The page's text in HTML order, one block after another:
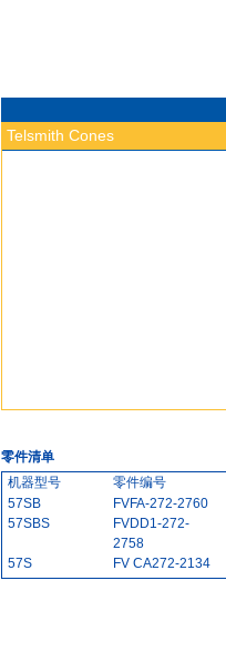
Telsmith Cones
零件清单
机器型号
零件编号
57SB
FVFA-272-2760
57SBS
FVDD1-272-
2758
57S
FV CA272-2134
57S
FB -1272-2129